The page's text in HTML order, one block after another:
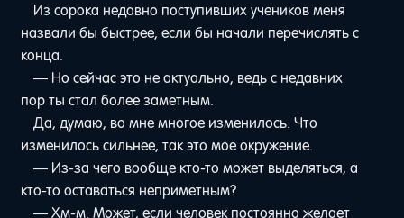
Из сорока недавно поступивших учеников меня
назвали бы быстрее, если бы начали перечислять с
конца.
— Но сейчас это не актуально, ведь с недавних
пор ты стал более заметным.
Да, думаю, во мне многое изменилось. Что
изменилось сильнее, так это мое окружение.
— Из-за чего вообще кто-то может выделяться, а
кто-то оставаться неприметным?
— Хм-м. Может, если человек постоянно желает